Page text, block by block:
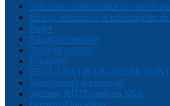
Solicitarea informațiilor de interes
Buletin informativ al informațiilor de
Buget
Bilanțuri contabile
Achiziții publice
Urbanism
DECLARAȚIE DE AVERE ȘI
Transparență decizională
Sectiune RUTI conform SNA